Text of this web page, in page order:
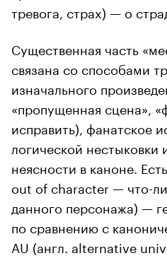
тревога, страх) — о
Существенная часть
связана со способами
изначального
«пропущенная сцена»,
исправить), фанатское
логической
неясности в каноне.
out of character — что-
данного персонажа) —
по сравнению с
AU (англ. alternative